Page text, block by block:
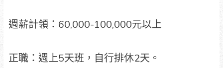
週薪計領：60,000-100,000元以上
正職：週上5天班，自行排休2天。